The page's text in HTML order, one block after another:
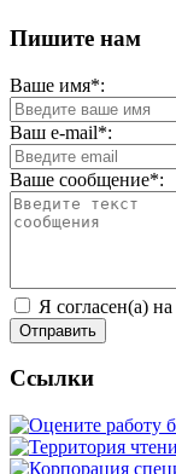
Пишите нам
Ваше имя*:
Ваш e-mail*:
Ваше сообщение*:
Я согласен(а) на
Ссылки